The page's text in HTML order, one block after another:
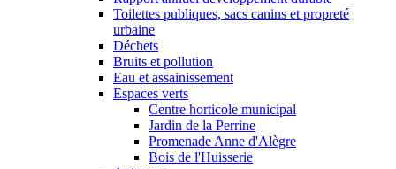
Toilettes publiques, sacs canins et propreté
urbaine
Déchets
Bruits et pollution
Eau et assainissement
Espaces verts
Centre horticole municipal
Jardin de la Perrine
Promenade Anne d'Alègre
Bois de l'Huisserie